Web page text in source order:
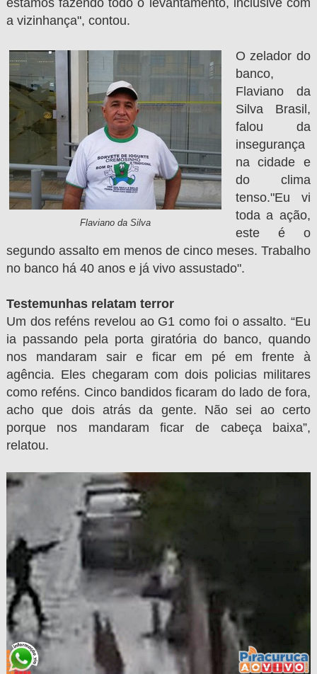
a vizinhança", contou.
Flaviano da Silva
O zelador do
banco,
Flaviano da
Silva Brasil,
falou da
insegurança
na cidade e
do clima
tenso."Eu vi
toda a ação,
este é o
segundo assalto em menos de cinco meses. Trabalho
no banco há 40 anos e já vivo assustado".
Testemunhas relatam terror
Um dos reféns revelou ao G1 como foi o assalto. “Eu
ia passando pela porta giratória do banco, quando
nos mandaram sair e ficar em pé em frente à
agência. Eles chegaram com dois policias militares
como reféns. Cinco bandidos ficaram do lado de fora,
acho que dois atrás da gente. Não sei ao certo
porque nos mandaram ficar de cabeça baixa”,
relatou.